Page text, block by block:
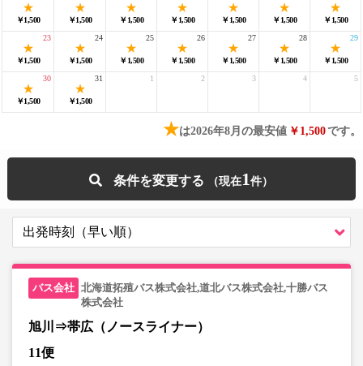
￥1,500 ￥1,500 ￥1,500 ￥1,500 ￥1,500 ￥1,500 ￥1,500
￥1,500
23
￥1,500
24
￥1,500
25
￥1,500
26
￥1,500
27
￥1,500
28
￥1,500
29
￥1,500
30
￥1,500
31 1 2 3 4 5
★は2026年8月の最安値 ￥1,500です。
条件を変更する 1
北海道拓殖バス株式会社,道北バス株式会社,十勝バス
株式会社
旭川⇒帯広（ノースライナー）
11便